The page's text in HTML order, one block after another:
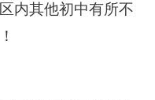
区内其他初中有所不
！